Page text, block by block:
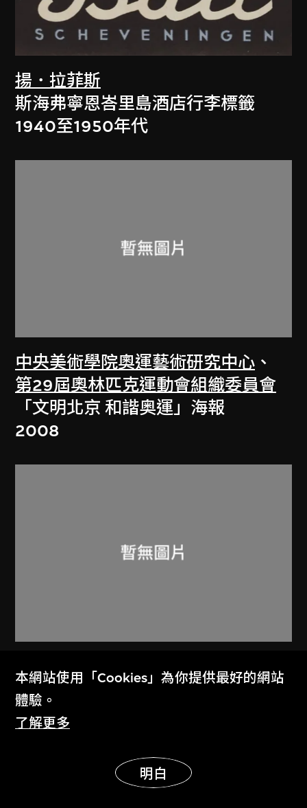
揚．拉菲斯
斯海弗寧恩峇里島酒店行李標籤
1940至1950年代
中央美術學院奧運藝術研究中心 、
第29屆奧林匹克運動會組織委員會
「文明北京 和諧奥運」海報
2008
中央美術學院奧運藝術研究中心 、
第29屆奧林匹克運動會組織委員會
「文明北京 和諧奥運」海報
2008
本網站使用「Cookies」為你提供最好的網站
體驗。
了解更多
明白
展示更多